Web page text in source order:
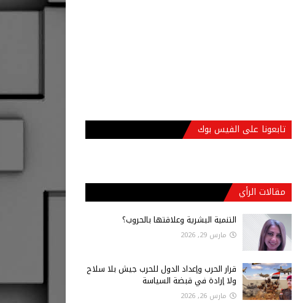
تابعونا على الفيس بوك
مقالات الرأي
التنمية البشرية وعلاقتها بالحروب؟
مارس 29, 2026
قرار الحرب وإعداد الدول للحرب جيش بلا سلاح
ولا إرادة في قبضة السياسة
مارس 26, 2026